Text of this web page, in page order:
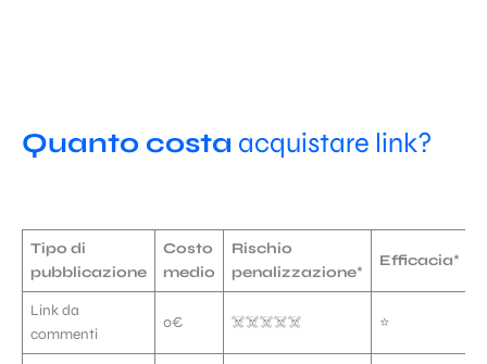
Quanto costa acquistare link?
Tipo di
pubblicazione
Costo
medio
Rischio
penalizzazione*
Efficacia*
Link da
commenti
0€ ☠️☠️☠️☠️☠️ ⭐️